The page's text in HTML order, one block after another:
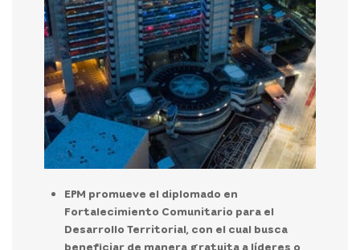
EPM promueve el diplomado en
Fortalecimiento Comunitario para el
Desarrollo Territorial, con el cual busca
beneficiar de manera gratuita a líderes o